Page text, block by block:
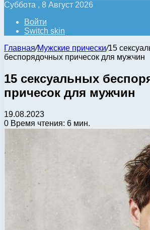
Суббота , 8 Август 2026
Войти
Switch skin
Главная/Мужские прически/15
беспорядочных причесок для мужчин
15 сексуальных
причесок для мужчин
19.08.2023
0 Время чтения: 6 мин.